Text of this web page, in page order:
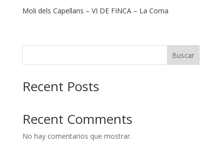
Moli dels Capellans – VI DE FINCA – La Coma
Buscar
Recent Posts
Recent Comments
No hay comentarios que mostrar.